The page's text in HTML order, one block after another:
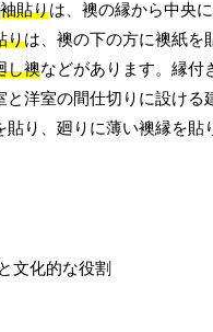
袖貼りは、襖の縁から中央
りは、襖の下の方に襖紙を
し襖などがあります。縁付
洋室の間仕切りに設け
り、廻りに薄い襖縁を貼